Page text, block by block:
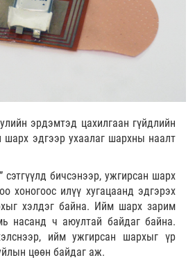
эрдэмтэд цахилгаан гүйдлийн
шарх эдгээр ухаалаг шархны наалт
сэтгүүлд бичсэнээр, ужгирсан шарх
хоногоос илүү хугацаанд эдгэрэх
хэлдэг байна. Ийм шарх зарим
насанд ч аюултай байдаг байна.
ийм ужгирсан шархыг үр
цөөн байдаг аж.